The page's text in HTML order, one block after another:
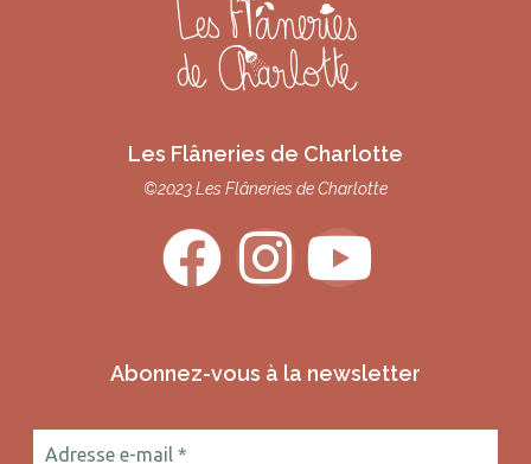
Les Flâneries de Charlotte
©2023 Les Flâneries de Charlotte
Abonnez-vous à la newsletter